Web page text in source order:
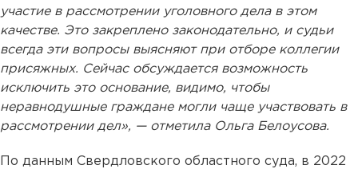
участие в рассмотрении уголовного дела в этом
качестве. Это закреплено законодательно, и судьи
всегда эти вопросы выясняют при отборе коллегии
присяжных. Сейчас обсуждается возможность
исключить это основание, видимо, чтобы
неравнодушные граждане могли чаще участвовать в
рассмотрении дел», — отметила Ольга Белоусова.
По данным Свердловского областного суда, в 2022